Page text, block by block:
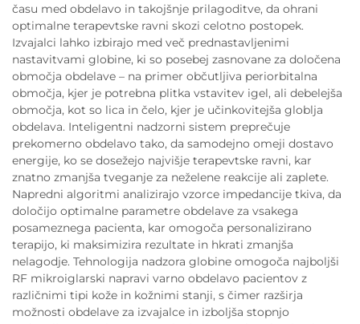
času med obdelavo in takojšnje prilagoditve, da ohrani
optimalne terapevtske ravni skozi celotno postopek.
Izvajalci lahko izbirajo med več prednastavljenimi
nastavitvami globine, ki so posebej zasnovane za določena
območja obdelave – na primer občutljiva periorbitalna
območja, kjer je potrebna plitka vstavitev igel, ali debelejša
območja, kot so lica in čelo, kjer je učinkovitejša globlja
obdelava. Inteligentni nadzorni sistem preprečuje
prekomerno obdelavo tako, da samodejno omeji dostavo
energije, ko se dosežejo najvišje terapevtske ravni, kar
znatno zmanjša tveganje za neželene reakcije ali zaplete.
Napredni algoritmi analizirajo vzorce impedancije tkiva, da
določijo optimalne parametre obdelave za vsakega
posameznega pacienta, kar omogoča personalizirano
terapijo, ki maksimizira rezultate in hkrati zmanjša
nelagodje. Tehnologija nadzora globine omogoča najboljši
RF mikroiglarski napravi varno obdelavo pacientov z
različnimi tipi kože in kožnimi stanji, s čimer razširja
možnosti obdelave za izvajalce in izboljša stopnjo